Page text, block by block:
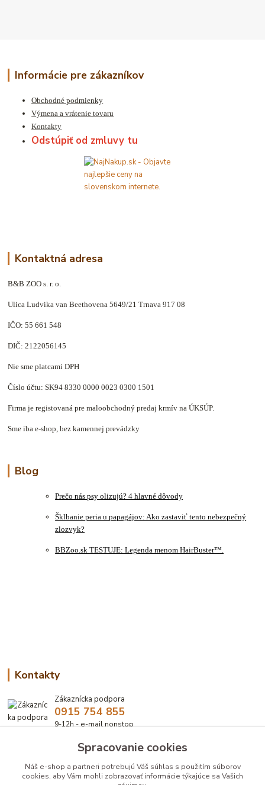
Informácie pre zákazníkov
Obchodné podmienky
Výmena a vrátenie tovaru
Kontakty
Odstúpiť od zmluvy tu
Kontaktná adresa
B&B ZOO s. r. o.
Ulica Ludvika van Beethovena 5649/21 Trnava 917 08
IČO: 55 661 548
DIČ: 2122056145
Nie sme platcami DPH
Číslo účtu: SK94 8330 0000 0023 0300 1501
Firma je registovaná pre maloobchodný predaj krmív na ÚKSÚP.
Sme iba e-shop, bez kamennej prevádzky
Blog
Prečo nás psy olizujú? 4 hlavné dôvody
Šklbanie peria u papagájov: Ako zastaviť tento nebezpečný
zlozvyk?
BBZoo.sk TESTUJE: Legenda menom HairBuster™.
Kontakty
Zákaznícka podpora
0915 754 855
9-12h - e-mail nonstop
eshop@bbzoo.skSpracovanie cookies
Náš e-shop a partneri potrebujú Váš súhlas s použitím súborov
cookies, aby Vám mohli zobrazovať informácie týkajúce sa Vašich